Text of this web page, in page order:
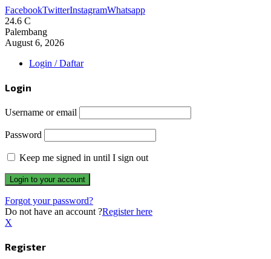
FacebookTwitterInstagramWhatsapp
24.6 C
Palembang
August 6, 2026
Login / Daftar
Login
Username or email
Password
Keep me signed in until I sign out
Forgot your password?
Do not have an account ?Register here
X
Register